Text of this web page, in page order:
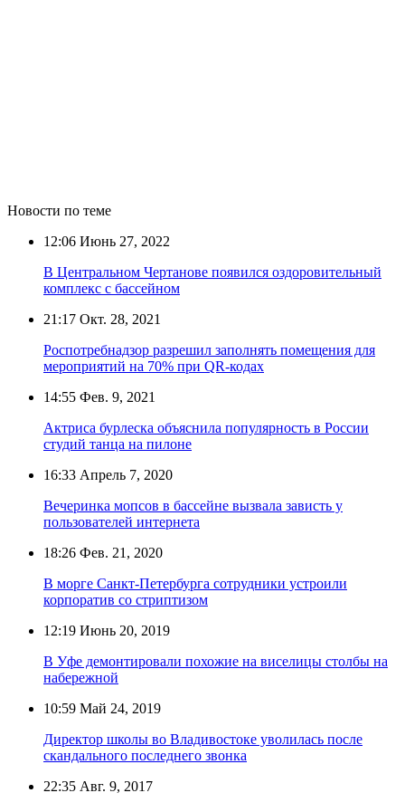
Новости по теме
12:06 Июнь 27, 2022
В Центральном Чертанове появился оздоровительный
комплекс с бассейном
21:17 Окт. 28, 2021
Роспотребнадзор разрешил заполнять помещения для
мероприятий на 70% при QR-кодах
14:55 Фев. 9, 2021
Актриса бурлеска объяснила популярность в России
студий танца на пилоне
16:33 Апрель 7, 2020
Вечеринка мопсов в бассейне вызвала зависть у
пользователей интернета
18:26 Фев. 21, 2020
В морге Санкт-Петербурга сотрудники устроили
корпоратив со стриптизом
12:19 Июнь 20, 2019
В Уфе демонтировали похожие на виселицы столбы на
набережной
10:59 Май 24, 2019
Директор школы во Владивостоке уволилась после
скандального последнего звонка
22:35 Авг. 9, 2017